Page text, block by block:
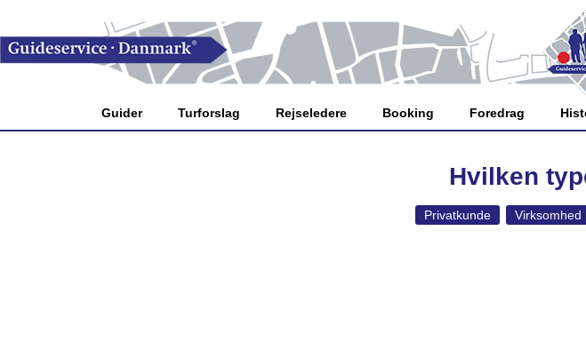
Guider Turforslag Rejseledere Booking Foredrag
Hvilken
Privatkunde Virksomhed